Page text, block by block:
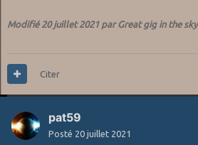
Modifié 20 juillet 2021par Great gig in the sky
Citer
pat59
Posté 20 juillet 2021